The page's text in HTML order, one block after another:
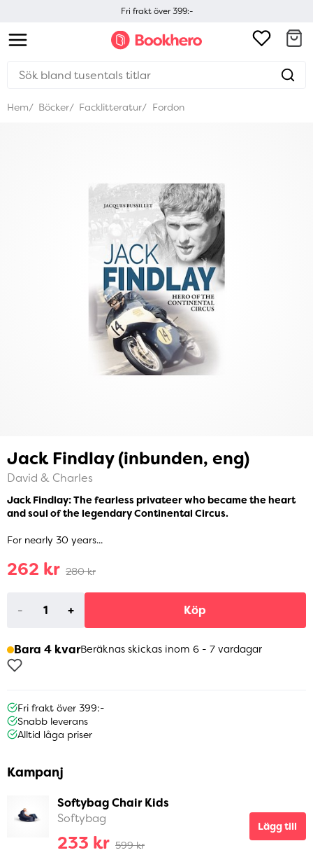
Fri frakt över 399:-
Hem Böcker Facklitteratur Fordon
Jack Findlay (inbunden, eng)
David & Charles
Jack Findlay: The fearless privateer who became the heart
and soul of the legendary Continental Circus.
For nearly 30 years...
262 kr 280 kr
- + Köp
Bara 4 kvarBeräknas skickas inom 6 - 7 vardagar
Fri frakt över 399:-
Snabb leverans
Alltid låga priser
Kampanj
Softybag Chair Kids
Softybag
233 kr 599 kr
Lägg till